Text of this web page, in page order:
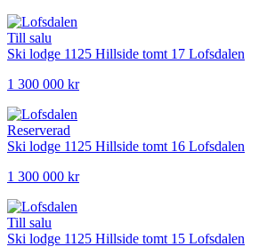
Till salu
Ski lodge 1125 Hillside tomt 17 Lofsdalen
1 300 000 kr
Reserverad
Ski lodge 1125 Hillside tomt 16 Lofsdalen
1 300 000 kr
Till salu
Ski lodge 1125 Hillside tomt 15 Lofsdalen